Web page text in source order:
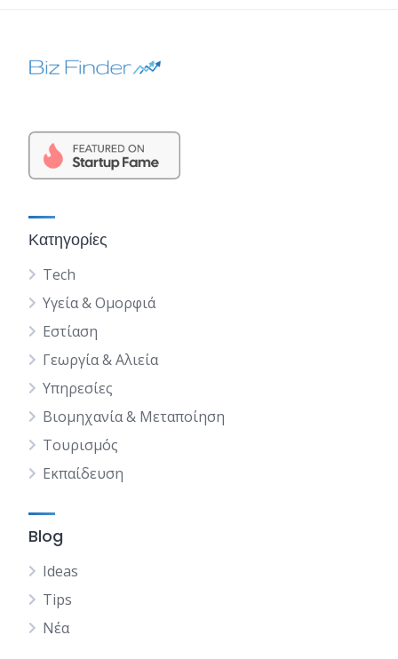
Κατηγορίες
Tech
Υγεία & Ομορφιά
Εστίαση
Γεωργία & Αλιεία
Υπηρεσίες
Βιομηχανία & Μεταποίηση
Τουρισμός
Εκπαίδευση
Blog
Ideas
Tips
Νέα